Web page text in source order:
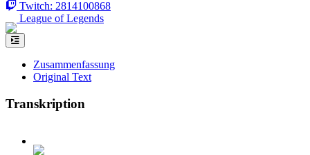
Twitch: 2814100868
League of Legends
Zusammenfassung
Original Text
Transkription